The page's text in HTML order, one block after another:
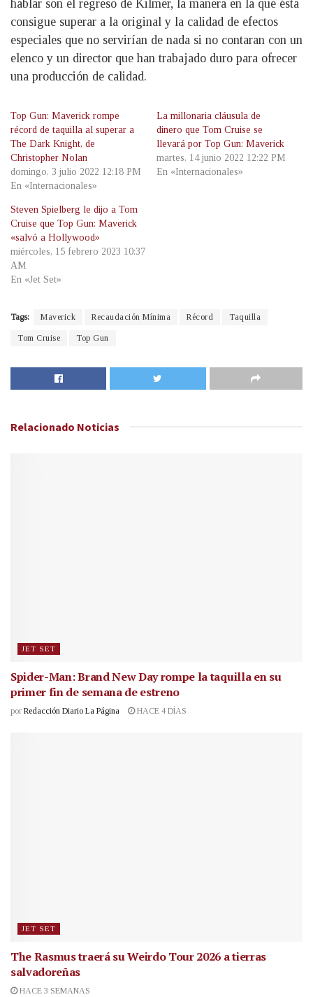
hablar son el regreso de Kilmer, la manera en la que ésta
consigue superar a la original y la calidad de efectos
especiales que no servirían de nada si no contaran con un
elenco y un director que han trabajado duro para ofrecer
una producción de calidad.
Top Gun: Maverick rompe
récord de taquilla al superar a
The Dark Knight, de
Christopher Nolan
domingo, 3 julio 2022 12:18 PM
En «Internacionales»
La millonaria cláusula de
dinero que Tom Cruise se
llevará por Top Gun: Maverick
martes, 14 junio 2022 12:22 PM
En «Internacionales»
Steven Spielberg le dijo a Tom
Cruise que Top Gun: Maverick
«salvó a Hollywood»
miércoles, 15 febrero 2023 10:37
AM
En «Jet Set»
Tags: Maverick Recaudación Mínima Récord Taquilla
Tom Cruise Top Gun
Relacionado Noticias
JET SET
Spider-Man: Brand New Day rompe la taquilla en su
primer fin de semana de estreno
por Redacción Diario La Página HACE 4 DÍAS
JET SET
The Rasmus traerá su Weirdo Tour 2026 a tierras
salvadoreñas
HACE 3 SEMANAS